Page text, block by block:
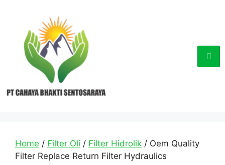
Home / Filter Oli / Filter Hidrolik / Oem Quality
Filter Replace Return Filter Hydraulics